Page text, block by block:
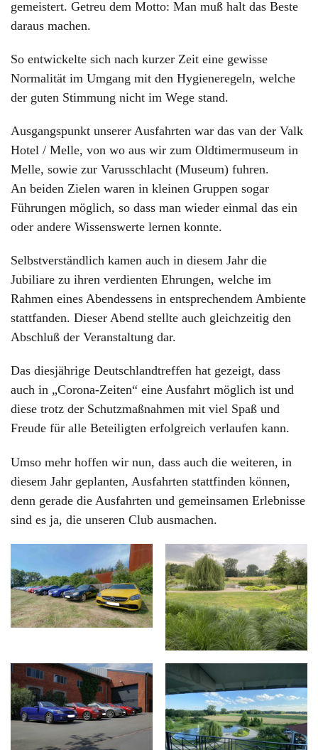
gemeistert. Getreu dem Motto: Man muß halt das Beste
daraus machen.
So entwickelte sich nach kurzer Zeit eine gewisse
Normalität im Umgang mit den Hygieneregeln, welche
der guten Stimmung nicht im Wege stand.
Ausgangspunkt unserer Ausfahrten war das van der Valk
Hotel / Melle, von wo aus wir zum Oldtimermuseum in
Melle, sowie zur Varusschlacht (Museum) fuhren.
An beiden Zielen waren in kleinen Gruppen sogar
Führungen möglich, so dass man wieder einmal das ein
oder andere Wissenswerte lernen konnte.
Selbstverständlich kamen auch in diesem Jahr die
Jubiliare zu ihren verdienten Ehrungen, welche im
Rahmen eines Abendessens in entsprechendem Ambiente
stattfanden. Dieser Abend stellte auch gleichzeitig den
Abschluß der Veranstaltung dar.
Das diesjährige Deutschlandtreffen hat gezeigt, dass
auch in „Corona-Zeiten“ eine Ausfahrt möglich ist und
diese trotz der Schutzmaßnahmen mit viel Spaß und
Freude für alle Beteiligten erfolgreich verlaufen kann.
Umso mehr hoffen wir nun, dass auch die weiteren, in
diesem Jahr geplanten, Ausfahrten stattfinden können,
denn gerade die Ausfahrten und gemeinsamen Erlebnisse
sind es ja, die unseren Club ausmachen.